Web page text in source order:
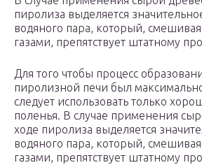
пиролиза выделяется
водяного пара, который,
газами, препятствует штатному
Для того чтобы процесс
пиролизной печи был
следует использовать только
поленья. В случае применения
ходе пиролиза выделяется
водяного пара, который,
газами, препятствует штатному